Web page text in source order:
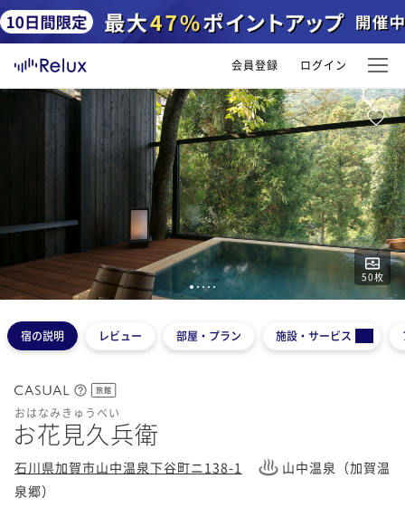
会員登録 ログイン
50枚
12 34 5
宿の説明 レビュー 部屋・プラン 施設・サービス
旅館
おはなみきゅうべい
お花見久兵衛
石川県加賀市山中温泉下谷町ニ138-1
山中温泉（加賀温
泉郷）